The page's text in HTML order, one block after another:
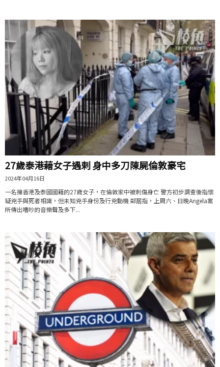
27歲泰港藉女子遇剌 身中多刀陳屍倫敦豪宅
2024年04月16日
一名擁香港及泰國國籍的27歲女子，在倫敦家中被刺傷身亡 警方初步調查後指懷
疑兇手與死者相識，但未知兇手身份及行兇動機 鄰居指，上周六、日晚Angela寓
所傳出嘈吵的音樂聲及多下...